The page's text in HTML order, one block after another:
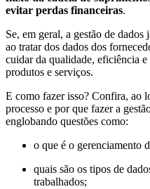
evitar perdas financeiras.
Se, em geral, a gestão de
ao tratar dos dados dos
cuidar da qualidade, eficiência
produtos e serviços.
E como fazer isso? Confira, ao
processo e por que fazer a
englobando questões como:
o que é o gerenciamento
quais são os tipos de
trabalhados;